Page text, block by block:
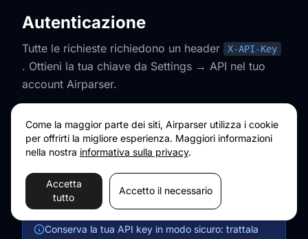
Come la maggior parte dei siti, Airparser utilizza i cookie
per offrirti la migliore esperienza. Maggiori informazioni
nella nostra informativa sulla privacy.
Accetta
tutto
Accetto il necessario
Autenticazione
Tutte le richieste richiedono un header X-API-Key
. Ottieni la tua chiave da Settings → API nel tuo
account Airparser.
cURL
curl https://api.airparser.com/inboxes \
  -H
"X-API-Key: YOUR_API_KEY"
Conserva la tua API key in modo sicuro: trattala